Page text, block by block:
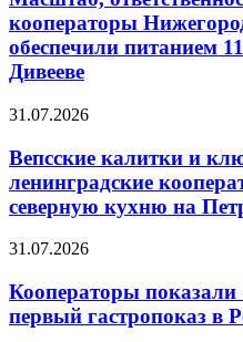
кооператоры
обеспечили питанием
Дивееве
31.07.2026
Вепсские калитки и
ленинградские
северную кухню на
31.07.2026
Кооператоры показали
первый гастропоказ в